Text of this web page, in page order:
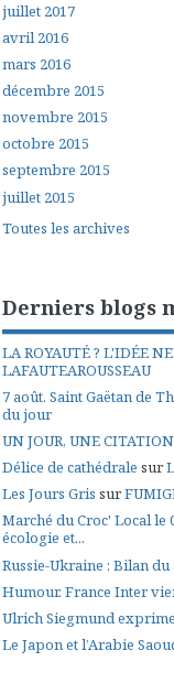
juillet 2017
avril 2016
mars 2016
décembre 2015
novembre 2015
octobre 2015
septembre 2015
juillet 2015
Toutes les archives
Derniers blogs
LA ROYAUTÉ ? L'IDÉE
LAFAUTEAROUSSEAU
7 août. Saint Gaëtan de
du jour
UN JOUR, UNE
Délice de cathédrale sur
Les Jours Gris sur
Marché du Croc' Local le
écologie et...
Russie-Ukraine : Bilan du
Humour. France Inter
Ulrich Siegmund
Le Japon et l’Arabie